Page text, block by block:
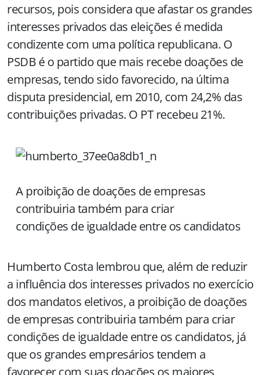
recursos, pois considera que afastar os grandes
interesses privados das eleições é medida
condizente com uma política republicana. O
PSDB é o partido que mais recebe doações de
empresas, tendo sido favorecido, na última
disputa presidencial, em 2010, com 24,2% das
contribuições privadas. O PT recebeu 21%.
A proibição de doações de empresas
contribuiria também para criar
condições de igualdade entre os candidatos
Humberto Costa lembrou que, além de reduzir
a influência dos interesses privados no exercício
dos mandatos eletivos, a proibição de doações
de empresas contribuiria também para criar
condições de igualdade entre os candidatos, já
que os grandes empresários tendem a
favorecer com suas doações os maiores